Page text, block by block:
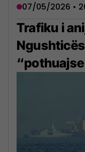
07/05/2026 •
Trafiku i